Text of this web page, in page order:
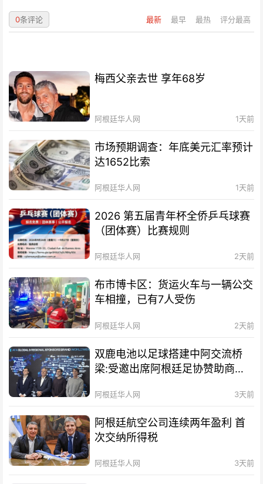
最新 最早 最热 评分最高
0条评论
梅西父亲去世 享年68岁
阿根廷华人网 1天前
市场预期调查：年底美元汇率预计
达1652比索
阿根廷华人网 1天前
2026 第五届青年杯全侨乒乓球赛
（团体赛）比赛规则
阿根廷华人网 2天前
布市博卡区：货运火车与一辆公交
车相撞，已有7人受伤
阿根廷华人网 2天前
双鹿电池以足球搭建中阿交流桥
梁:受邀出席阿根廷足协赞助商招
阿根廷华人网 3天前
阿根廷航空公司连续两年盈利 首
次交纳所得税
阿根廷华人网 3天前